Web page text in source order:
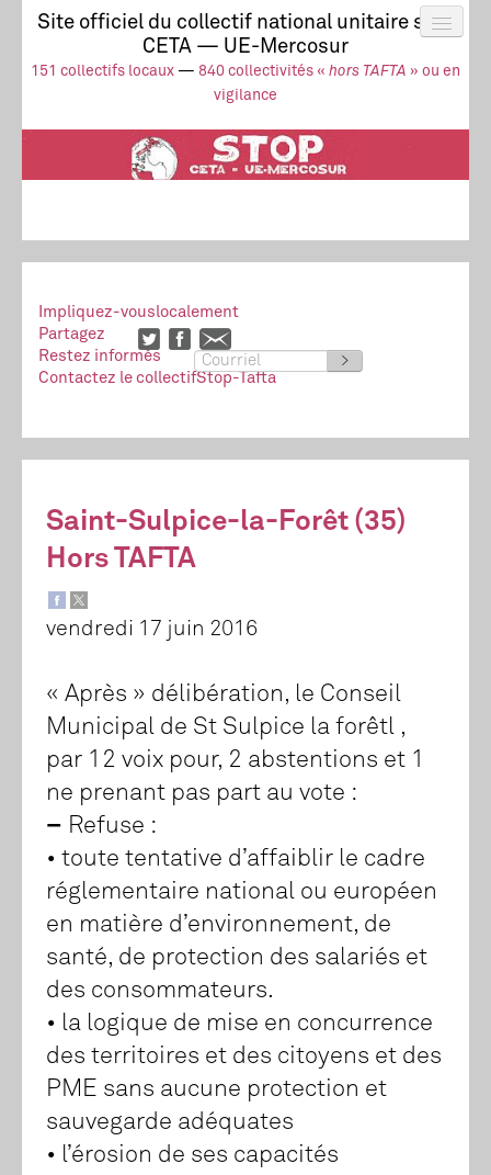
Site officiel du collectif national unitaire stop
CETA — UE-Mercosur
151 collectifs locaux — 840 collectivités « hors TAFTA » ou en
vigilance
Actus
UE-Mercosur
Stop à l’impunité !
TAFTA
CETA
Collectif
Impliquez-vouslocalement
Partagez
Restez informés
>
Contactez le collectifStop-Tafta
Saint-Sulpice-la-Forêt (35)
Hors TAFTA
vendredi 17 juin 2016
« Après » délibération, le Conseil
Municipal de St Sulpice la forêtl ,
par 12 voix pour, 2 abstentions et 1
ne prenant pas part au vote :
– Refuse :
• toute tentative d’affaiblir le cadre
réglementaire national ou européen
en matière d’environnement, de
santé, de protection des salariés et
des consommateurs.
• la logique de mise en concurrence
des territoires et des citoyens et des
PME sans aucune protection et
sauvegarde adéquates
• l’érosion de ses capacités